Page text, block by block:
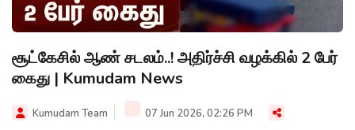
சூட்கேசில் ஆண் சடலம்..! அதிர்ச்சி வழக்கில் 2 பேர்
கைது | Kumudam News
Kumudam Team 07 Jun 2026, 02:26 PM